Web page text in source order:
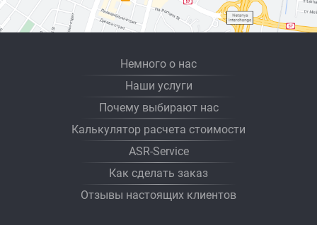
Немного о нас
Наши услуги
Почему выбирают нас
Калькулятор расчета стоимости
ASR-Service
Как сделать заказ
Отзывы настоящих клиентов